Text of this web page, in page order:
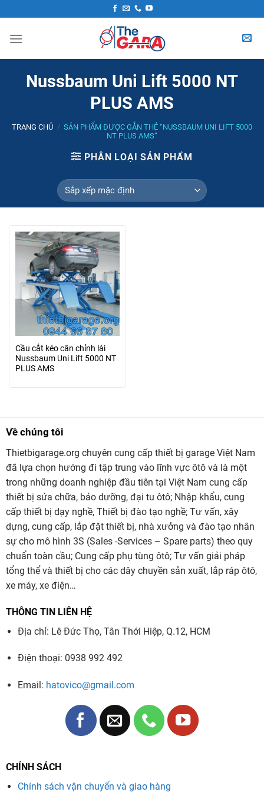
to
content
Nussbaum Uni Lift 5000 NT
PLUS AMS
TRANG CHỦ / SẢN PHẨM ĐƯỢC GẮN THẺ “NUSSBAUM UNI LIFT 5000
NT PLUS AMS”
PHÂN LOẠI SẢN PHẨM
Cầu cắt kéo cân chỉnh lái
Nussbaum Uni Lift 5000 NT
PLUS AMS
Về chúng tôi
Thietbigarage.org chuyên cung cấp thiết bị garage Việt Nam
đã lựa chọn hướng đi tập trung vào lĩnh vực ôtô và là một
trong những doanh nghiệp đầu tiên tại Việt Nam cung cấp
thiết bị sửa chữa, bảo dưỡng, đại tu ôtô; Nhập khẩu, cung
cấp thiết bị dạy nghề, Thiết bị đào tạo nghề; Tư vấn, xây
dựng, cung cấp, lắp đặt thiết bị, nhà xưởng và đào tạo nhân
sự cho mô hình 3S (Sales -Services – Spare parts) theo quy
chuẩn toàn cầu; Cung cấp phụ tùng ôtô; Tư vấn giải pháp
tổng thể và thiết bị cho các dây chuyền sản xuất, lắp ráp ôtô,
xe máy, xe điện…
THÔNG TIN LIÊN HỆ
Địa chỉ: Lê Đức Thọ, Tân Thới Hiệp, Q.12, HCM
Điện thoại: 0938 992 492
Email: hatovico@gmail.com
CHÍNH SÁCH
Chính sách vận chuyển và giao hàng